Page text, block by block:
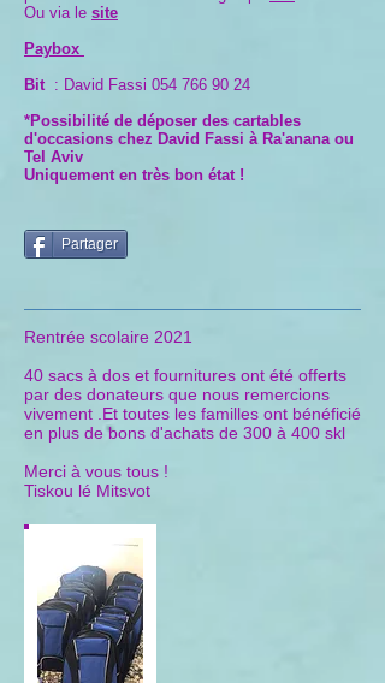
Ou via le site
Paybox
Bit : David Fassi 054 766 90 24
*Possibilité de déposer des cartables
d'occasions chez David Fassi à Ra'anana ou
Tel Aviv
Uniquement en très bon état !
Partager
Rentrée scolaire 2021
40 sacs à dos et fournitures ont été offerts
par des donateurs que nous remercions
vivement .Et toutes les familles ont bénéficié
en plus de bons d'achats de 300 à 400 skl
Merci à vous tous !
Tiskou lé Mitsvot